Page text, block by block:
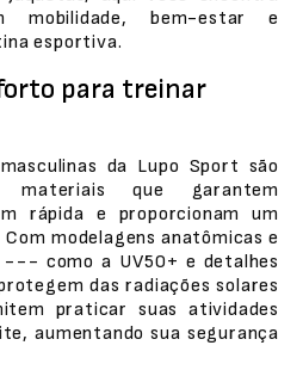
mobilidade, bem-estar e
esportiva.
para treinar
da Lupo Sport são
materiais que garantem
rápida e proporcionam um
modelagens anatômicas e
--- como a UV50+ e detalhes
das radiações solares
praticar suas atividades
aumentando sua segurança